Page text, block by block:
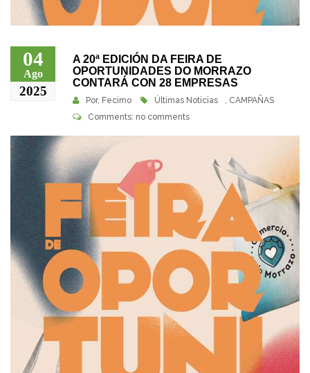
04
Ago
2025
A 20ª EDICIÓN DA FEIRA DE
OPORTUNIDADES DO MORRAZO
CONTARÁ CON 28 EMPRESAS
Por, Fecimo Últimas Noticias , CAMPAÑAS
Comments: no comments